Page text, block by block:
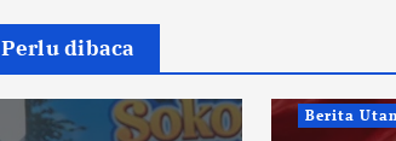
Perlu dibaca
Berita